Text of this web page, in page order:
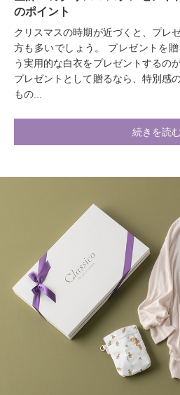
のポイント
クリスマスの時期が近づくと、プレ
方も多いでしょう。 プレゼントを
う実用的な白衣をプレゼントするの
プレゼントとして贈るなら、特別感
もの...
続きを読む